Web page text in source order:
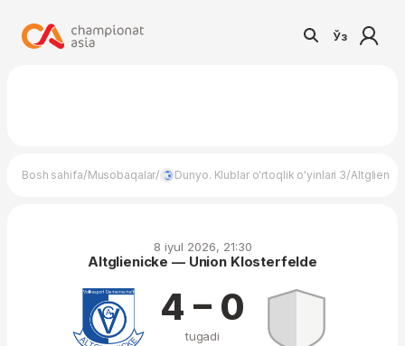
Ўз
Bosh sahifa/Musobaqalar/ Dunyo. Klublar o'rtoqlik o'yinlari 3/
8 iyul 2026, 21:30
Altglienicke — Union Klosterfelde
4 – 0
tugadi